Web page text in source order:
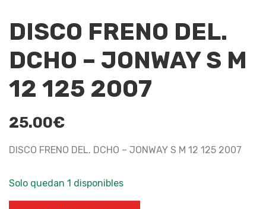
DISCO FRENO DEL.
DCHO – JONWAY S M
12 125 2007
25.00€
DISCO FRENO DEL. DCHO – JONWAY S M 12 125 2007
Solo quedan 1 disponibles